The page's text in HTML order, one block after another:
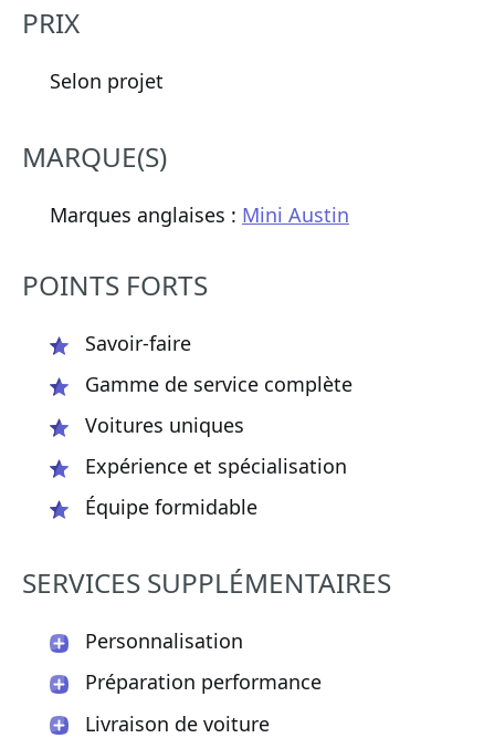
PRIX
Selon projet
MARQUE(S)
Marques anglaises : Mini Austin
POINTS FORTS
Savoir-faire
Gamme de service complète
Voitures uniques
Expérience et spécialisation
Équipe formidable
SERVICES SUPPLÉMENTAIRES
Personnalisation
Préparation performance
Livraison de voiture